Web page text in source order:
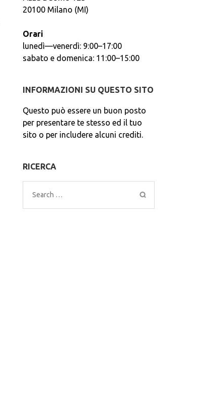
20100 Milano (MI)
Orari
lunedì—venerdì: 9:00–17:00
sabato e domenica: 11:00–15:00
INFORMAZIONI SU QUESTO SITO
Questo può essere un buon posto
per presentare te stesso ed il tuo
sito o per includere alcuni crediti.
RICERCA
Search
for: